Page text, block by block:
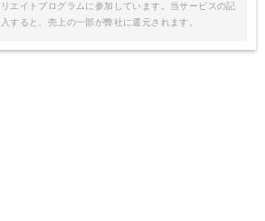
エイトプログラムに参加しています。当サービスの記
すると、売上の一部が弊社に還元されます。